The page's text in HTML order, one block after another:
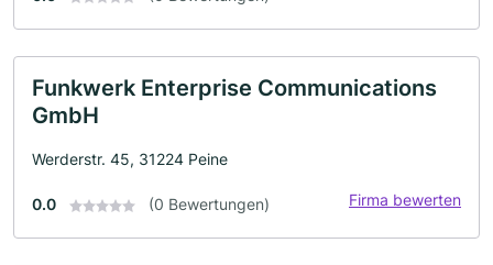
Funkwerk Enterprise Communications
GmbH
Werderstr. 45, 31224 Peine
0.0 (0 Bewertungen) Firma bewerten